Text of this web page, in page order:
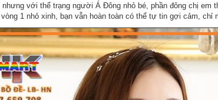
với thể trạng người Á Đông nhỏ bé, phần đông chị
1 nhỏ xinh, bạn vẫn hoàn toàn có thể tự tin gợi cảm, chỉ